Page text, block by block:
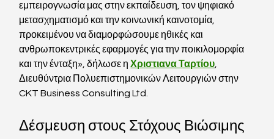
εμπειρογνωσία μας στην εκπαίδευση, τον ψηφιακό
μετασχηματισμό και την κοινωνική καινοτομία,
προκειμένου να διαμορφώσουμε ηθικές και
ανθρωποκεντρικές εφαρμογές για την ποικιλομορφία
και την ένταξη», δήλωσε η Χριστιανα Ταρτίου
Διευθύντρια Πολυεπιστημονικών Λειτουργιών στην
CKT Business Consulting Ltd.
Δέσμευση στους Στόχους Βιώσιμης